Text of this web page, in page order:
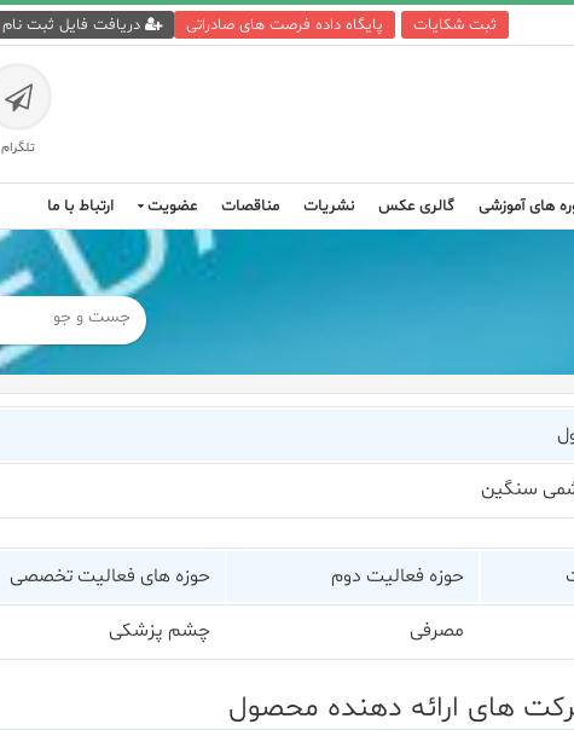
دریافت فایل ثبت نام پایگاه داده فرصت های صادراتی ثبت شکایات
تلگرام
های آموزشی گالری عکس نشریات مناقصات عضویت ارتباط با ما
سنگین
حوزه فعالیت دوم حوزه های فعالیت تخصصی
مصرفی چشم پزشکی
های ارائه دهنده محصول